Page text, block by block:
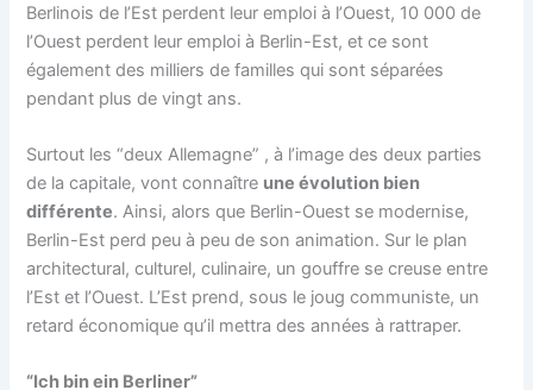
Berlinois de l’Est perdent leur emploi à l’Ouest, 10 000 de
l’Ouest perdent leur emploi à Berlin-Est, et ce sont
également des milliers de familles qui sont séparées
pendant plus de vingt ans.
Surtout les “deux Allemagne” , à l’image des deux parties
de la capitale, vont connaître une évolution bien
différente. Ainsi, alors que Berlin-Ouest se modernise,
Berlin-Est perd peu à peu de son animation. Sur le plan
architectural, culturel, culinaire, un gouffre se creuse entre
l’Est et l’Ouest. L’Est prend, sous le joug communiste, un
retard économique qu’il mettra des années à rattraper.
“Ich bin ein Berliner”